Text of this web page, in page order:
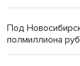
Под
полмиллиона